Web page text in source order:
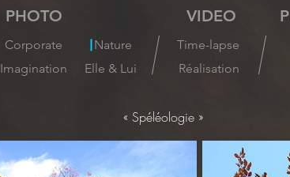
PHOTO
Corporate
Imagination
Nature
Elle & Lui
VIDEO
Time-lapse
Réalisation
« Spéléologie »